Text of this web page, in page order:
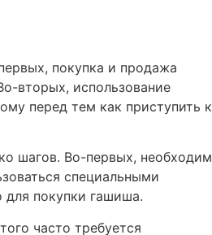
покупка и продажа
вторых, использование
перед тем как приступить к
шагов. Во-первых,
специальными
для покупки гашиша.
часто требуется